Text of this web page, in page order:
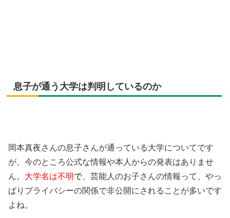
息子が通う大学は判明しているのか
岡本真夜さんの息子さんが通っている大学についてです
が、今のところ公式な情報や本人からの発表はありませ
ん。 大学名は不明で、芸能人のお子さんの情報って、やっ
ぱりプライバシーの関係で非公開にされることが多いです
よね。